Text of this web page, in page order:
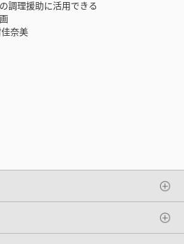
調理援助に活用できる
奈美